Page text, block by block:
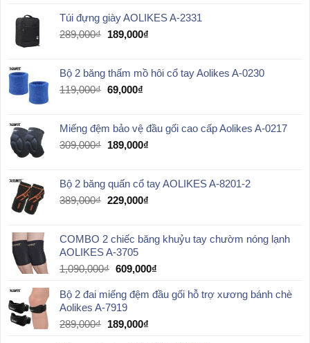
129,000₫.
là:
79,000₫.
Túi đựng giày AOLIKES A-2331
289,000₫ Giá
289,000₫.
189,000₫Giá
là:
Bộ 2 băng thấm mồ hôi cổ tay Aolikes A-0230
119,000₫ Giá
119,000₫.
69,000₫Giá
là:
69,000₫.
Miếng đệm bảo vệ đầu gối cao cấp Aolikes A-0217
309,000₫ Giá
309,000₫.
189,000₫Giá
là:
189,000₫.
Bộ 2 băng quấn cổ tay AOLIKES A-8201-2
389,000₫ Giá
389,000₫.
229,000₫Giá
là:
COMBO 2 chiếc băng khuỷu tay chườm nóng lạnh
AOLIKES A-3705
1,090,000₫ Giá
là:
1,090,000₫.
609,000₫Giá
tại
Bộ 2 đai miếng đệm đầu gối hỗ trợ xương bánh chè
Aolikes A-7919
289,000₫ Giá
189,000₫Giá